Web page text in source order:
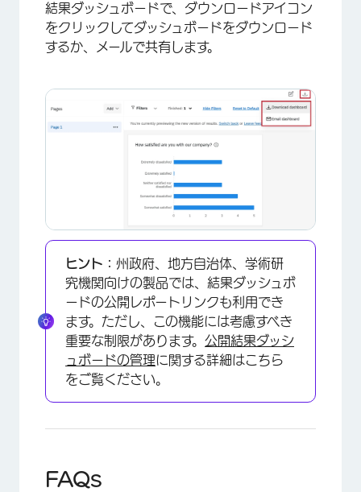
結果ダッシュボードで、ダウンロードアイコン
をクリックしてダッシュボードをダウンロード
するか、メールで共有します。
ヒント： 州政府、地方自治体、学術研
究機関向けの製品では、結果ダッシュボ
ードの公開レポートリンクも利用でき
ます。ただし、この機能には考慮すべき
重要な制限があります。 公開結果ダッシ
ュボードの管理に関する詳細はこちら
をご覧ください。
FAQs